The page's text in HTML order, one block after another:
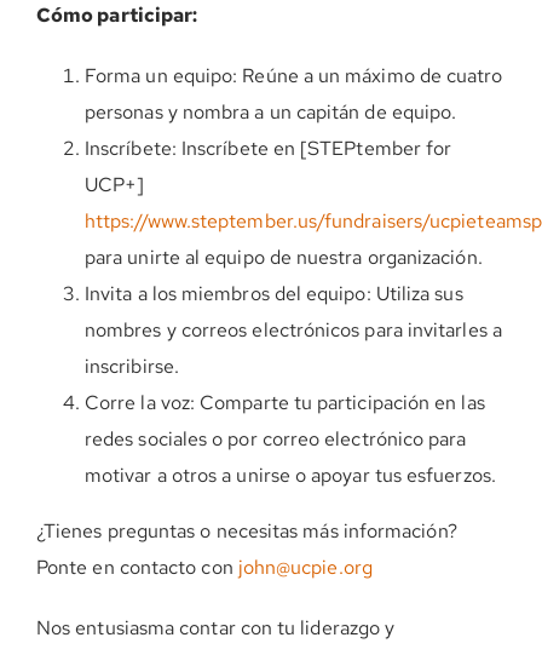
Cómo participar:
Forma un equipo: Reúne a un máximo de cuatro
personas y nombra a un capitán de equipo.
Inscríbete: Inscríbete en [STEPtember for
UCP+]
https://www.steptember.us/fundraisers/
para unirte al equipo de nuestra organización.
Invita a los miembros del equipo: Utiliza sus
nombres y correos electrónicos para invitarles a
inscribirse.
Corre la voz: Comparte tu participación en las
redes sociales o por correo electrónico para
motivar a otros a unirse o apoyar tus esfuerzos.
¿Tienes preguntas o necesitas más información?
Ponte en contacto con john@ucpie.org
Nos entusiasma contar con tu liderazgo y